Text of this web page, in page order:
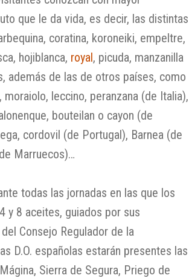
que le da vida, es decir, las distintas
coratina, koroneiki, empeltre,
hojiblanca, royal, picuda, manzanilla
además de las de otros países, como
leccino, peranzana (de Italia),
bouteilan o cayon (de
cordovil (de Portugal), Barnea (de
Marruecos)…
todas las jornadas en las que los
y 8 aceites, guiados por sus
Consejo Regulador de la
D.O. españolas estarán presentes las
Sierra de Segura, Priego de